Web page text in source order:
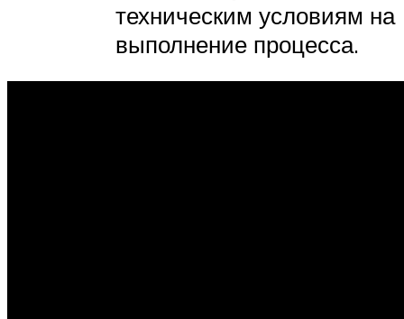
техническим условиям на
выполнение процесса.